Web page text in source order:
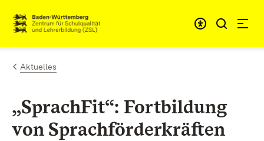
Zum Inhalt springen
Link zur Startseite
Aktuelles
„SprachFit“: Fortbildung
von Sprachförderkräften